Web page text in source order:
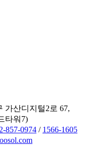
가산디지털2로 67,
타워7)
857-0974 / 1566-1605